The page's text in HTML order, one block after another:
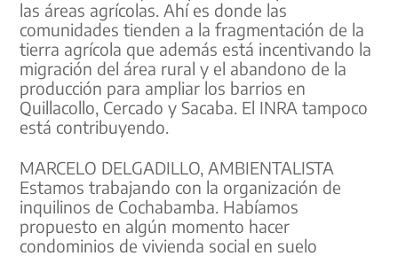
las áreas agrícolas. Ahí es donde las
comunidades tienden a la fragmentación de la
tierra agrícola que además está incentivando la
migración del área rural y el abandono de la
producción para ampliar los barrios en
Quillacollo, Cercado y Sacaba. El INRA tampoco
está contribuyendo.
MARCELO DELGADILLO, AMBIENTALISTA
Estamos trabajando con la organización de
inquilinos de Cochabamba. Habíamos
propuesto en algún momento hacer
condominios de vivienda social en suelo